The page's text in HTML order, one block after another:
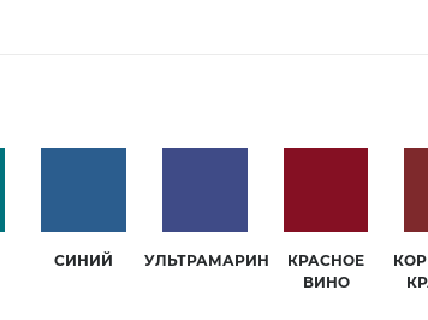
СИНИЙ УЛЬТРАМАРИН
КРАСНОЕ
ВИНО